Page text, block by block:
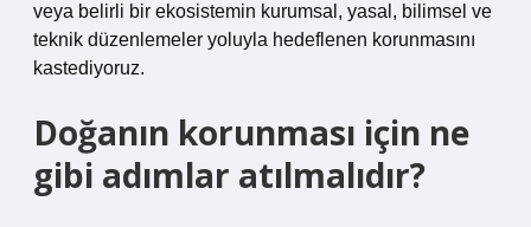
veya belirli bir ekosistemin kurumsal, yasal, bilimsel ve
teknik düzenlemeler yoluyla hedeflenen korunmasını
kastediyoruz.
Doğanın korunması için ne
gibi adımlar atılmalıdır?